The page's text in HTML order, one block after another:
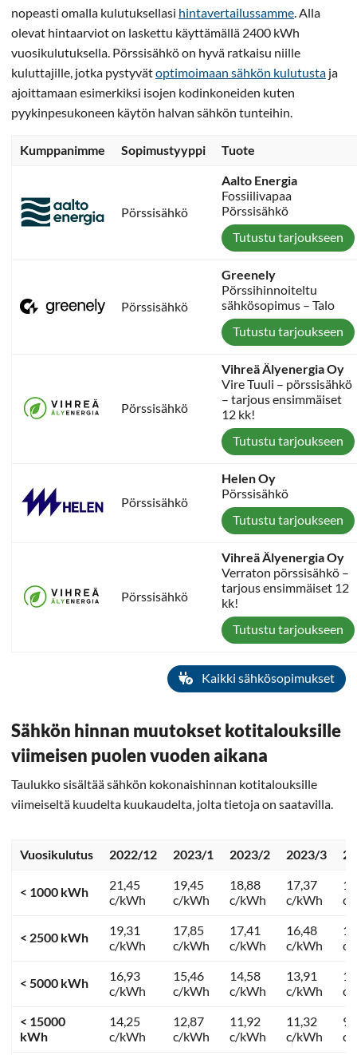
nopeasti omalla kulutuksellasi hintavertailussamme . Alla
olevat hintaarviot on laskettu käyttämällä 2400 kWh
vuosikulutuksella. Pörssisähkö on hyvä ratkaisu niille
kuluttajille, jotka pystyvätoptimoimaan sähkön kulutusta ja
ajoittamaan esimerkiksi isojen kodinkoneiden kuten
pyykinpesukoneen käytön halvan sähkön tunteihin.
Kumppanimme Sopimustyyppi Tuote
Pörssisähkö
Aalto Energia
Fossiilivapaa
Pörssisähkö
Tutustu tarjoukseen
Pörssisähkö
Greenely
Pörssihinnoiteltu
sähkösopimus – Talo
Tutustu tarjoukseen
Pörssisähkö
Vihreä Älyenergia Oy
Vire Tuuli – pörssisähkö
– tarjous ensimmäiset
12 kk!
Tutustu tarjoukseen
Pörssisähkö
Helen Oy
Pörssisähkö
Tutustu tarjoukseen
Pörssisähkö
Vihreä Älyenergia Oy
Verraton pörssisähkö –
tarjous ensimmäiset 12
kk!
Tutustu tarjoukseen
Kaikki sähkösopimukset
Sähkön hinnan muutokset kotitalouksille
viimeisen puolen vuoden aikana
Taulukko sisältää sähkön kokonaishinnan kotitalouksille
viimeiseltä kuudelta kuukaudelta, jolta tietoja on saatavilla.
Vuosikulutus 2022/12 2023/1 2023/2 2023/3
< 1000 kWh
21,45
c/kWh
19,45
c/kWh
18,88
c/kWh
17,37
c/kWh
c/
< 2500 kWh
19,31
c/kWh
17,85
c/kWh
17,41
c/kWh
16,48
c/kWh
c/
< 5000 kWh
16,93
c/kWh
15,46
c/kWh
14,58
c/kWh
13,91
c/kWh
c/
< 15000
kWh
14,25
c/kWh
12,87
c/kWh
11,92
c/kWh
11,32
c/kWh
c/